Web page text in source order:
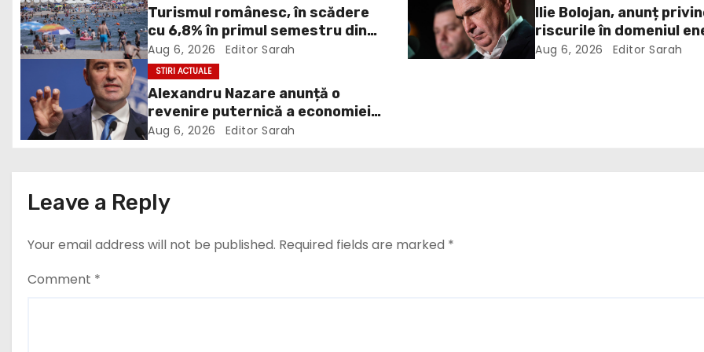
a
v
g
i
o
n
Turismul românesc, în scădere
cu 6,8% în primul semestru din
2026
Aug 6, 2026 Editor Sarah
Ilie Bolojan, anunț
riscurile în domeniul
electrice. Ce a decis
Aug 6, 2026 Editor Sarah
STIRI ACTUALE
Alexandru Nazare anunță o
revenire puternică a economiei
în 2027: Inflația va scădea,
Aug 6, 2026 Editor Sarah
Leave a Reply
Your email address will not be published. Required fields are marked *
Comment *